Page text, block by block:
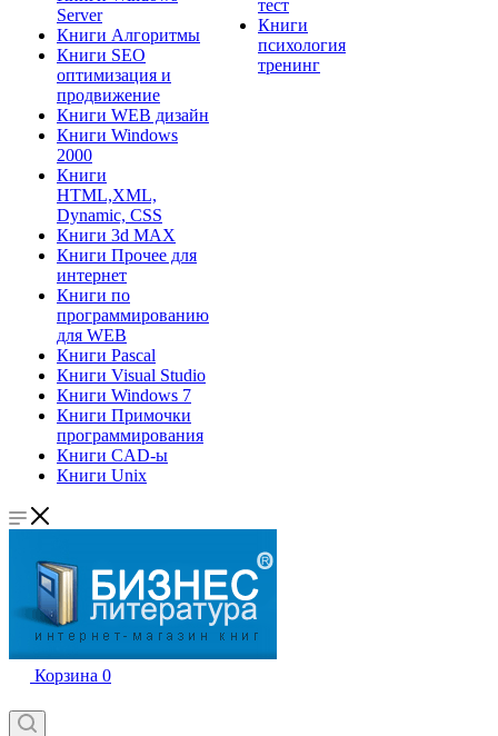
Server
Книги Алгоритмы
Книги SEO
оптимизация и
продвижение
Книги WEB дизайн
Книги Windows
2000
Книги
HTML,XML,
Dynamic, CSS
Книги 3d MAX
Книги Прочее для
интернет
Книги по
программированию
для WEB
Книги Pascal
Книги Visual Studio
Книги Windows 7
Книги Примочки
программирования
Книги CAD-ы
Книги Unix
тест
Книги
психология
тренинг
Корзина 0